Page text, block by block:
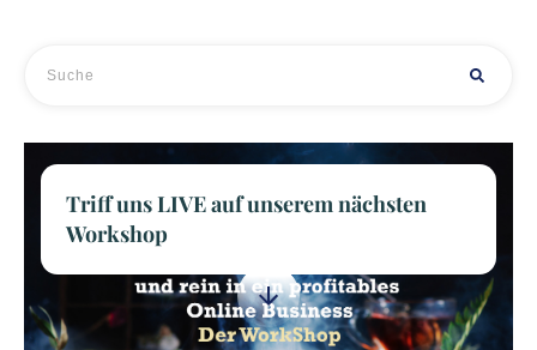
Triff uns LIVE auf unserem nächsten
Workshop